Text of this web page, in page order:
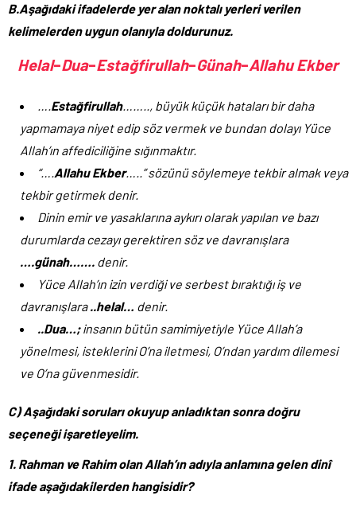
B.Aşağıdaki ifadelerde yer alan noktalı yerleri verilen
kelimelerden uygun olanıyla doldurunuz.
Helal–Dua–Estağfirullah–Günah–Allahu Ekber
….Estağfirullah…….., büyük küçük hataları bir daha
yapmamaya niyet edip söz vermek ve bundan dolayı Yüce
Allah’ın affediciliğine sığınmaktır.
“….Allahu Ekber…..” sözünü söylemeye tekbir almak veya
tekbir getirmek denir.
Dinin emir ve yasaklarına aykırı olarak yapılan ve bazı
durumlarda cezayı gerektiren söz ve davranışlara
….günah……. denir.
Yüce Allah’ın izin verdiği ve serbest bıraktığı iş ve
davranışlara..helal… denir.
..Dua…;insanın bütün samimiyetiyle Yüce Allah’a
yönelmesi, isteklerini O’na iletmesi, O’ndan yardım dilemesi
ve O’na güvenmesidir.
C) Aşağıdaki soruları okuyup anladıktan sonra doğru
seçeneği işaretleyelim.
1. Rahman ve Rahim olan Allah’ın adıyla anlamına gelen dinî
ifade aşağıdakilerden hangisidir?